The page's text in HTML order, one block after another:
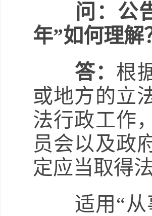
问：公
年”如何理解
答： 根
或地方的立
法行政工作
员会以及政
定应当取得
适用“从事